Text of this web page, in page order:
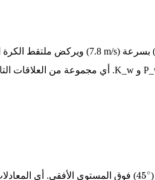
بسرعة (7.8 m/s) ويركض ملتقط الكرة
و K_w. أي مجموعة من العلاقات
( ) فوق المستوى الأفقي. أي